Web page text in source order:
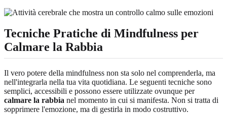
Tecniche Pratiche di Mindfulness per
Calmare la Rabbia
Il vero potere della mindfulness non sta solo nel comprenderla, ma
nell'integrarla nella tua vita quotidiana. Le seguenti tecniche sono
semplici, accessibili e possono essere utilizzate ovunque per
calmare la rabbia nel momento in cui si manifesta. Non si tratta di
sopprimere l'emozione, ma di gestirla in modo costruttivo.